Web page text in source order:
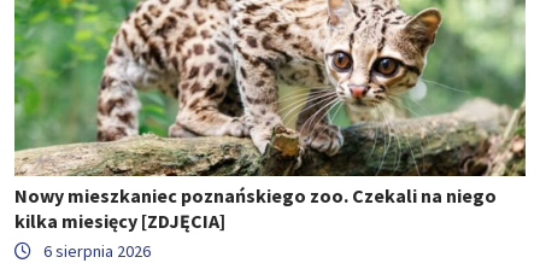
Nowy mieszkaniec poznańskiego zoo. Czekali na niego
kilka miesięcy [ZDJĘCIA]
6 sierpnia 2026